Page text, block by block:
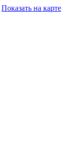
Показать на карте